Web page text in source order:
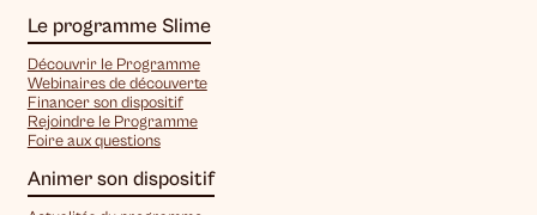
Le programme Slime
Découvrir le Programme
Webinaires de découverte
Financer son dispositif
Rejoindre le Programme
Foire aux questions
Animer son dispositif